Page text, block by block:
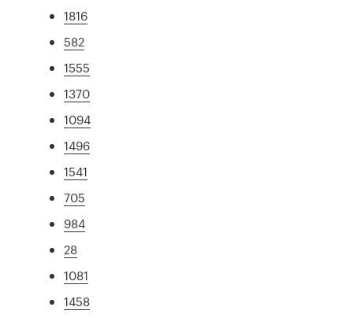
1816
582
1555
1370
1094
1496
1541
705
984
28
1081
1458